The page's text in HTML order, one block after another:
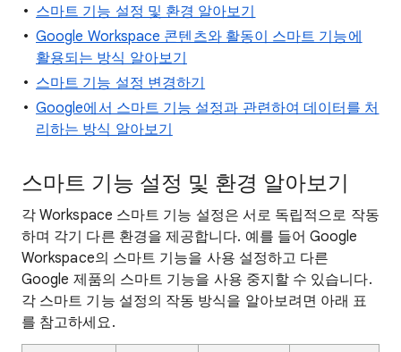
스마트 기능 설정 및 환경 알아보기
Google Workspace 콘텐츠와 활동이 스마트 기능에
활용되는 방식 알아보기
스마트 기능 설정 변경하기
Google에서 스마트 기능 설정과 관련하여 데이터를 처
리하는 방식 알아보기
스마트 기능 설정 및 환경 알아보기
각 Workspace 스마트 기능 설정은 서로 독립적으로 작동
하며 각기 다른 환경을 제공합니다. 예를 들어 Google
Workspace의 스마트 기능을 사용 설정하고 다른
Google 제품의 스마트 기능을 사용 중지할 수 있습니다.
각 스마트 기능 설정의 작동 방식을 알아보려면 아래 표
를 참고하세요.